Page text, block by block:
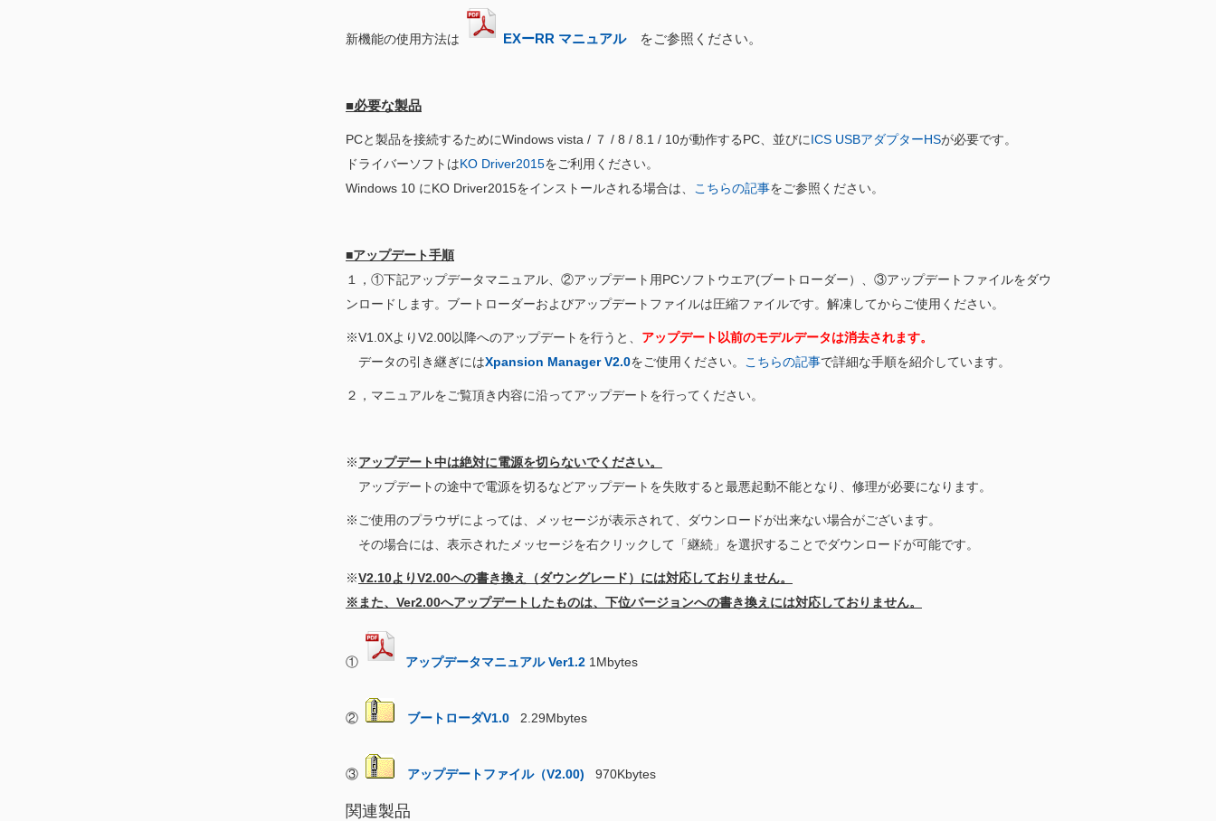
新機能の使用方法は EXーRR マニュアルをご参照ください。
■必要な製品
PCと製品を接続するためにWindows vista / ７ / 8 / 8.1 / 10が動作するPC、並びにICS USBアダプターHSが必要です。
ドライバーソフトはKO Driver2015をご利用ください。
Windows 10 にKO Driver2015をインストールされる場合は、
こちらの記事をご参照ください。
■アップデート手順
１，①下記アップデータマニュアル、②アップデート用PCソフトウエア(ブートローダー）、③アップデートファイルをダウ
ンロードします。ブートローダーおよびアップデートファイルは圧縮ファイルです。解凍してからご使用ください。
※V1.0XよりV2.00以降へのアップデートを行うと、 アップデート以前のモデルデータは消去されます。
データの引き継ぎにはXpansion Manager V2.0をご使用ください。 こちらの記事で詳細な手順を紹介しています。
２，マニュアルをご覧頂き内容に沿ってアップデートを行ってください。
※アップデート中は絶対に電源を切らないでください。
アップデートの途中で電源を切るなどアップデートを失敗すると最悪起動不能となり、修理が必要になります。
※ご使用のプラウザによっては、メッセージが表示されて、ダウンロードが出来ない場合がございます。
その場合には、表示されたメッセージを右クリックして「継続」を選択することでダウンロードが可能です。
※V2.10よりV2.00への書き換え（ダウングレード）には対応しておりません。
※また、Ver2.00へアップデートしたものは、下位バージョンへの書き換えには対応しておりません。
① アップデータマニュアル Ver1.2 1Mbytes
② ブートローダV1.0 2.29Mbytes
③ アップデートファイル（V2.00) 970Kbytes
関連製品